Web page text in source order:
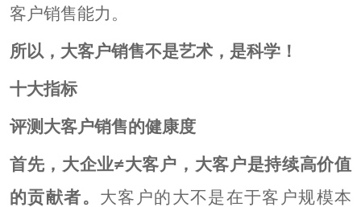
客户销售能力。
所以，大客户销售不是艺术，是科学！
十大指标
评测大客户销售的健康度
首先，大企业≠大客户，大客户是持续高价值
的贡献者。 大客户的大不是在于客户规模本